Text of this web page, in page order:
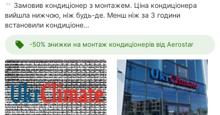
Замовив кондиціонер з монтажем. Ціна кондиціонера
вийшла нижчою, ніж будь-де. Менш ніж за 3 години
встановили кондиціоне...
local_offer -50% знижки на монтаж кондиціонерів від Aerostar